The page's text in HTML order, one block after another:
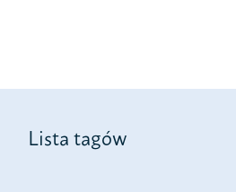
Lista tagów